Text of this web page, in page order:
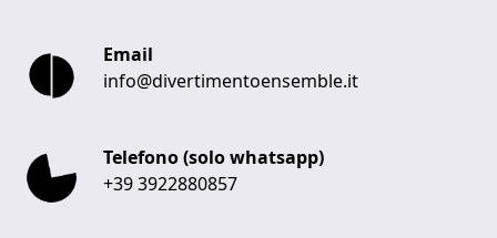
Email
info@divertimentoensemble.it
Telefono (solo whatsapp)
+39 3922880857